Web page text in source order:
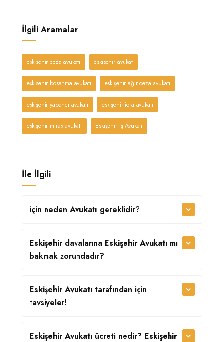
İlgili Aramalar
eskisehir ceza avukati eskisehir avukat
eskisehir bosanma avukati eskişehir ağır ceza avukatı
eskişehir yabancı avukatı eskişehir icra avukatı
eskişehir miras avukatı Eskişehir İş Avukatı
İle İlgili
için neden Avukatı gereklidir?
Eskişehir davalarına Eskişehir Avukatı mı
bakmak zorundadır?
Eskişehir Avukatı tarafından için
tavsiyeler!
Eskişehir Avukatı ücreti nedir? Eskişehir